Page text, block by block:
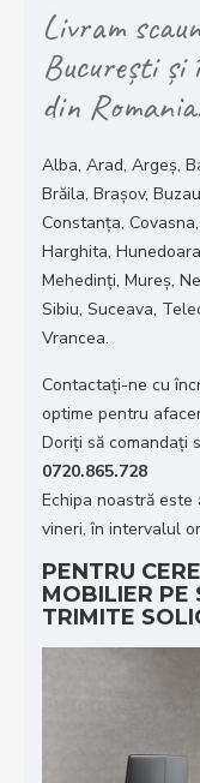
Livram
București și
din
Alba, Arad, Argeș,
Brăila, Brașov,
Constanța,
Harghita,
Mehedinți, Mureș,
Sibiu, Suceava,
Vrancea.
Contactați-ne cu
optime pentru
Doriţi să comandaţi
0720.865.728
Echipa noastră
vineri, în intervalul
PENTRU
MOBILIER PE
TRIMITE